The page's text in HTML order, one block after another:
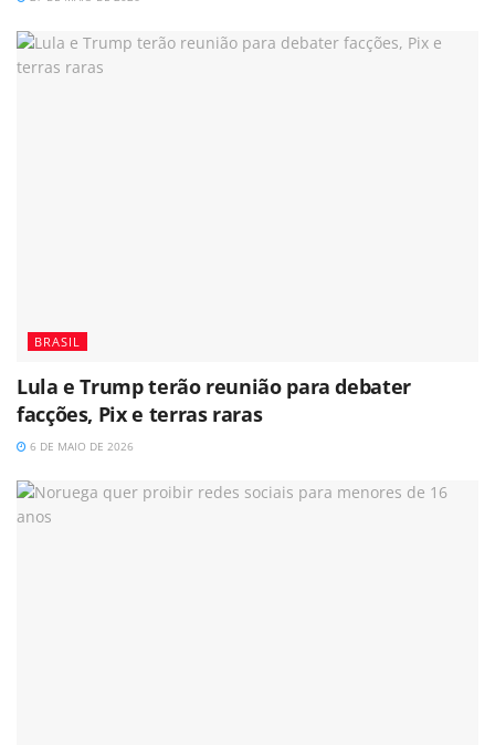
BRASIL
Lula e Trump terão reunião para debater
facções, Pix e terras raras
6 DE MAIO DE 2026